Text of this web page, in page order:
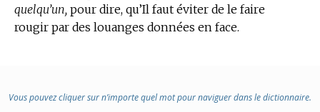
quelqu’un, pour dire, qu’Il faut éviter de le faire
rougir par des louanges données en face.
Vous pouvez cliquer sur n’importe quel mot pour naviguer dans le dictionnaire.